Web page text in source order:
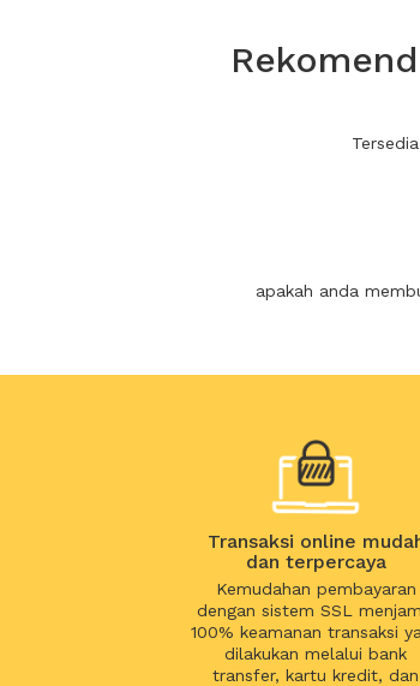
apakah anda
Transaksi online
dan terpercaya
Kemudahan pembayaran
dengan sistem SSL
100% keamanan transaksi
dilakukan melalui bank
transfer, kartu kredit, dan